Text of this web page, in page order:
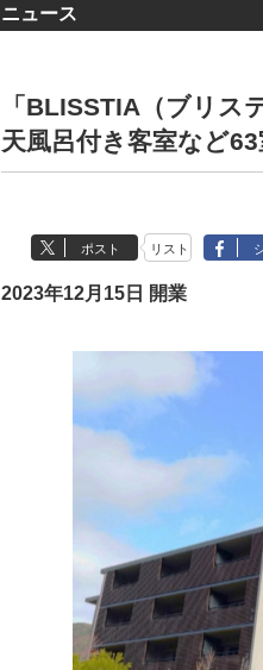
ニュース
「BLISSTIA（ブリス
天風呂付き客室など63
ポスト リスト
2023年12月15日 開業